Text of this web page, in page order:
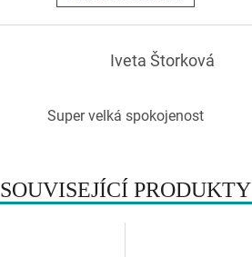
SOUVISEJÍCÍ PRODUKTY
Iveta Štorková
Super velká spokojenost